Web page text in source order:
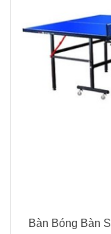
Bàn Bóng Bàn